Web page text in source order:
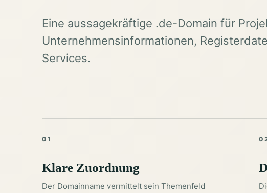
Eine aussagekräftige .de-Domain für
Unternehmensinformationen,
Services.
01
Klare Zuordnung
Der Domainname vermittelt sein Themenfeld